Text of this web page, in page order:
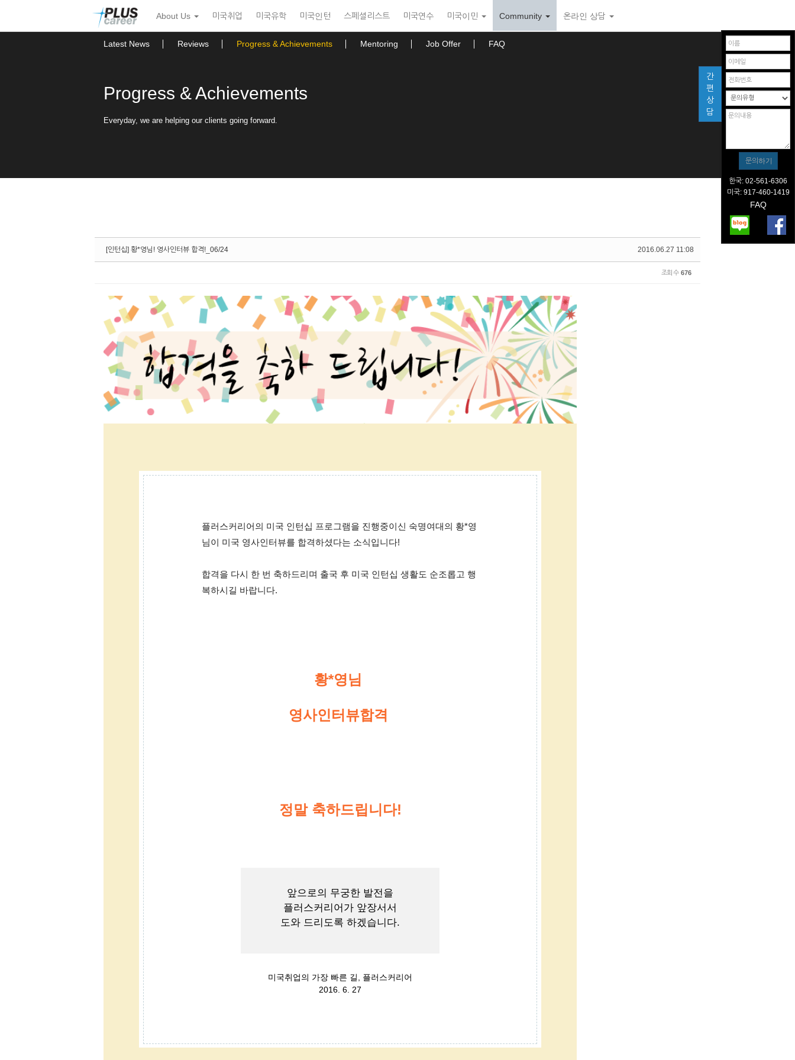
뉴
토
About Us 미국취업 미국유학 미국인턴 스페셜리스트 미국연수 미국이민 Community 온라인 상담
Latest News Reviews Progress & Achievements Mentoring Job Offer FAQ
Progress & Achievements
Everyday, we are helping our clients going forward.
2016.06.27 11:08
[인턴십] 황*영님! 영사인터뷰 합격!_06/24
조회 수 676
플러스커리어의 미국 인턴십 프로그램을 진행중이신 숙명여대의 황*영
님이 미국 영사인터뷰를 합격하셨다는 소식입니다!
합격을 다시 한 번 축하드리며 출국 후 미국 인턴십 생활도 순조롭고 행
복하시길 바랍니다.
황*영님
영사인터뷰합격
정말 축하드립니다!
앞으로의 무궁한 발전을
플러스커리어가 앞장서서
도와 드리도록 하겠습니다.
미국취업의 가장 빠른 길, 플러스커리어
2016. 6. 27
간
편
상
담
한국: 02-561-6306
미국: 917-460-1419
FAQ